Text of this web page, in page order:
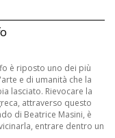
è riposto uno dei più
e di umanità che la
lasciato. Rievocare la
attraverso questo
di Beatrice Masini, è
entrare dentro un